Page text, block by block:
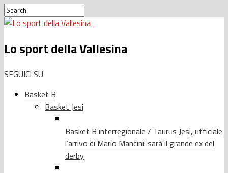
Lo sport della Vallesina
SEGUICI SU
Basket B
Basket Jesi
Basket B interregionale / Taurus Jesi, ufficiale
l’arrivo di Mario Mancini: sarà il grande ex del
derby